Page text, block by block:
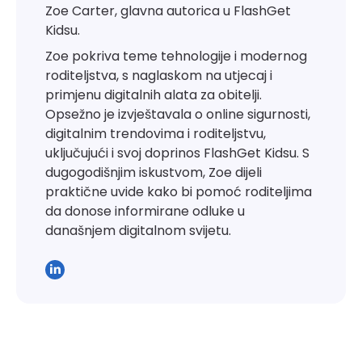
Zoe Carter, glavna autorica u FlashGet
Kidsu.
Zoe pokriva teme tehnologije i modernog
roditeljstva, s naglaskom na utjecaj i
primjenu digitalnih alata za obitelji.
Opsežno je izvještavala o online sigurnosti,
digitalnim trendovima i roditeljstvu,
uključujući i svoj doprinos FlashGet Kidsu. S
dugogodišnjim iskustvom, Zoe dijeli
praktične uvide kako bi pomoć roditeljima
da donose informirane odluke u
današnjem digitalnom svijetu.